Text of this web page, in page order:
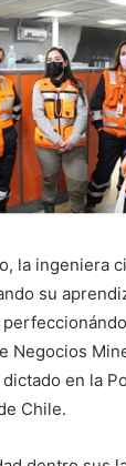
la ingeniera
su
Negocios
en la
Chile.